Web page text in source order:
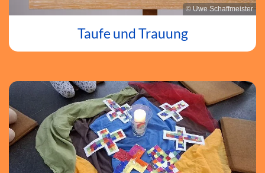
© Uwe Schaffmeister
Taufe und Trauung